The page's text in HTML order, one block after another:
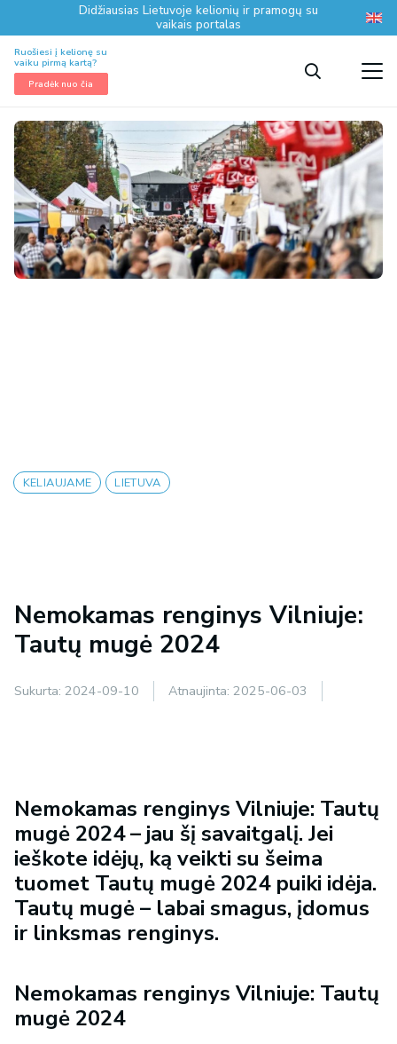
Didžiausias Lietuvoje kelionių ir pramogų su
vaikais portalas
Ruošiesi į kelionę su
vaiku pirmą kartą?
Pradėk nuo čia
KELIAUJAME LIETUVA
Nemokamas renginys Vilniuje:
Tautų mugė 2024
Sukurta: 2024-09-10 Atnaujinta: 2025-06-03
Nemokamas renginys Vilniuje: Tautų
mugė 2024 – jau šį savaitgalį. Jei
ieškote idėjų, ką veikti su šeima
tuomet Tautų mugė 2024 puiki idėja.
Tautų mugė – labai smagus, įdomus
ir linksmas renginys.
Nemokamas renginys Vilniuje: Tautų
mugė 2024